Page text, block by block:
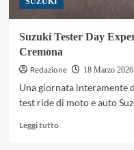
Suzuki Tester Day
Cremona
Redazione
18 Marzo 2026
Una giornata interamente
test ride di moto e auto
Leggi tuttoLeggi